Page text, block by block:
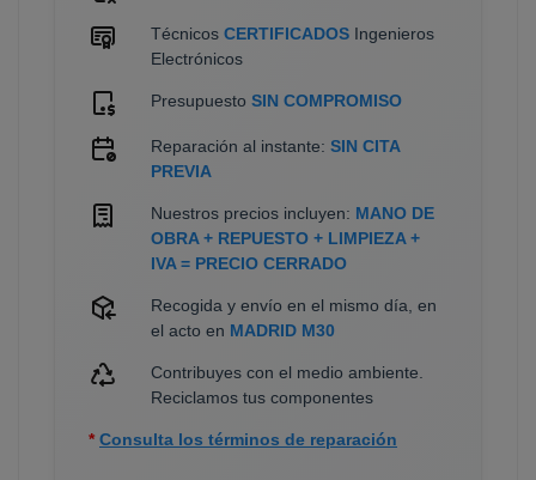
Técnicos CERTIFICADOS Ingenieros
Electrónicos
Presupuesto SIN COMPROMISO
Reparación al instante: SIN CITA
PREVIA
Nuestros precios incluyen: MANO DE
OBRA + REPUESTO + LIMPIEZA +
IVA = PRECIO CERRADO
Recogida y envío en el mismo día, en
el acto en MADRID M30
Contribuyes con el medio ambiente.
Reciclamos tus componentes
* Consulta los términos de reparación